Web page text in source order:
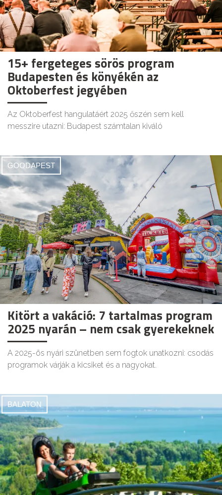
15+ fergeteges sörös program
Budapesten és könyékén az
Oktoberfest jegyében
Az Oktoberfest hangulatáért 2025 őszén sem kell
messzire utazni: Budapest számtalan kiváló
GOODAPEST
Kitört a vakáció: 7 tartalmas program
2025 nyarán – nem csak gyerekeknek
A 2025-ös nyári szünetben sem fogtok unatkozni: csodás
programok várják a kicsiket és a nagyokat.
BALATON